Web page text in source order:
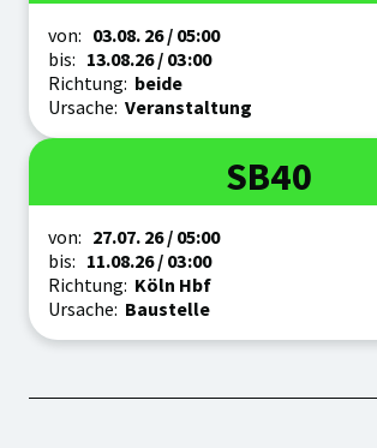
Zeitraum
von: 03.08. 26/ 05:00
bis: 13.08.26/ 03:00
Richtung: beide
Ursache: Veranstaltung
Linie
SB40
Zeitraum
von: 27.07. 26/ 05:00
bis: 11.08.26/ 03:00
Richtung: Köln Hbf
Ursache: Baustelle